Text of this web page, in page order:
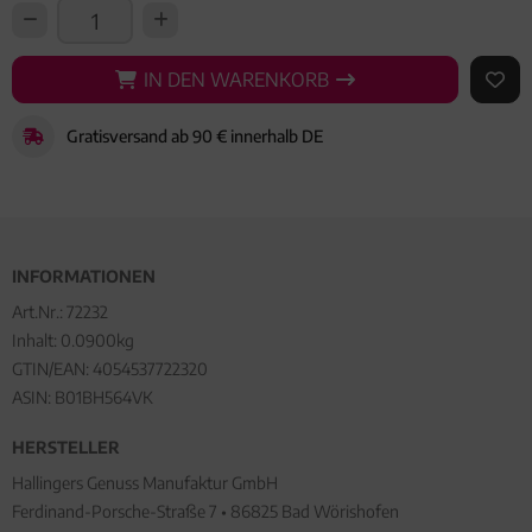
IN DEN WARENKORB
IN DEN WARENKORB AUF
Gratisversand ab 90 € innerhalb DE
INFORMATIONEN
Art.Nr.: 72232
Inhalt: 0.0900kg
GTIN/EAN: 4054537722320
ASIN: B01BH564VK
HERSTELLER
Hallingers Genuss Manufaktur GmbH
Ferdinand-Porsche-Straße 7 • 86825 Bad Wörishofen